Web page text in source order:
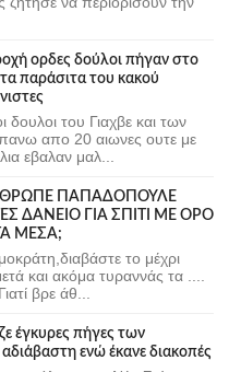
ορδες δούλοι πήγαν στο
παράσιτα του κακού
δουλοι του Γιαχβε και των
απο 20 αιωνες ουτε με
εβαλαν μαλ...
ΠΑΠΑΔΟΠΟΥΛΕ
ΔΑΝΕΙΟ ΓΙΑ ΣΠΙΤΙ ΜΕ ΟΡΟ
ΜΕΣΑ;
το μέχρι
και ακόμα τυραννάς τα ....
βρε άθ...
έγκυρες πήγες των
ενώ έκανε διακοπές